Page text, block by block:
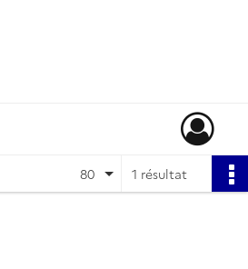
1 résultat
80